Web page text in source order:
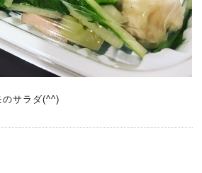
のサラダ(^^)